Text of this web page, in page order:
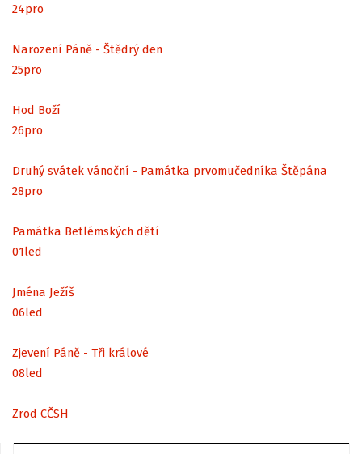
24pro
Narození Páně - Štědrý den
25pro
Hod Boží
26pro
Druhý svátek vánoční - Památka prvomučedníka Štěpána
28pro
Památka Betlémských dětí
01led
Jména Ježíš
06led
Zjevení Páně - Tři králové
08led
Zrod CČSH